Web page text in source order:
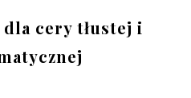
cery tłustej i